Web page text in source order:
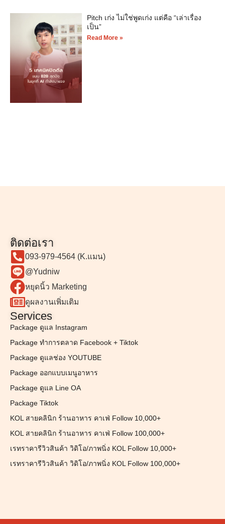
Pitch เก่ง ไม่ใช่พูดเก่ง แต่คือ “เล่าเรื่อง
เป็น”
Read More »
ติดต่อเรา
093-979-4564 (K.แมน)
@Yudniw
หยุดนิ้ว Marketing
ดูผลงานเพิ่มเติม
Services
Package ดูแล Instagram
Package ทำการตลาด Facebook + Tiktok
Package ดูแลช่อง YOUTUBE
Package ออกแบบเมนูอาหาร
Package ดูแล Line OA
Package Tiktok
KOL สายคลินิก ร้านอาหาร คาเฟ่ Follow 10,000+
KOL สายคลินิก ร้านอาหาร คาเฟ่ Follow 100,000+
เรทราคารีวิวสินค้า วิดิโอ/ภาพนิ่ง KOL Follow 10,000+
เรทราคารีวิวสินค้า วิดิโอ/ภาพนิ่ง KOL Follow 100,000+